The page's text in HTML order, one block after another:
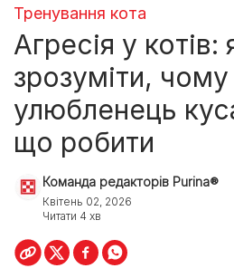
Тренування кота
Агресія у котів:
зрозуміти, чому
улюбленець
що робити
Команда редакторів Purina®
Квітень 02, 2026
Читати 4 хв